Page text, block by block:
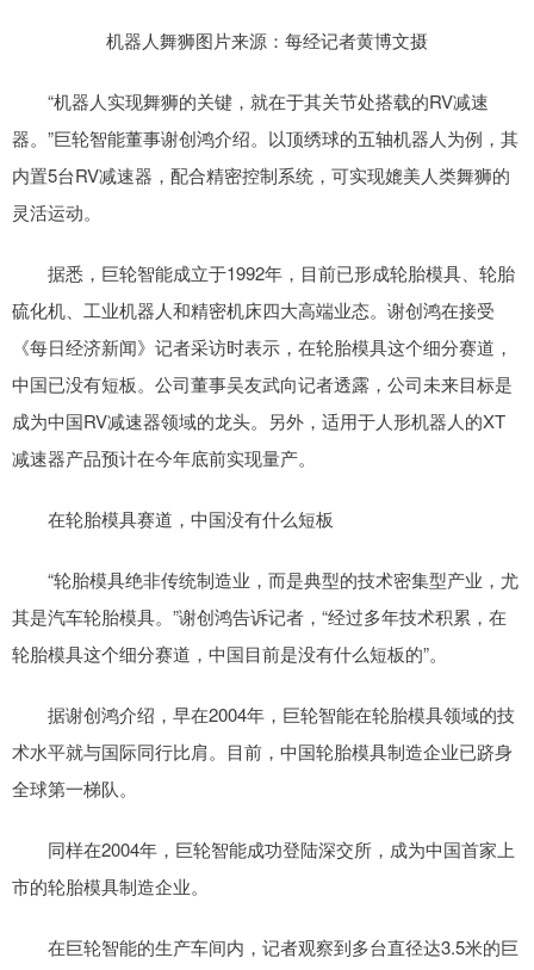
机器人舞狮图片来源：每经记者黄博文摄
“机器人实现舞狮的关键，就在于其关节处搭载的RV减速
器。”巨轮智能董事谢创鸿介绍。以顶绣球的五轴机器人为例，其
内置5台RV减速器，配合精密控制系统，可实现媲美人类舞狮的
灵活运动。
据悉，巨轮智能成立于1992年，目前已形成轮胎模具、轮胎
硫化机、工业机器人和精密机床四大高端业态。谢创鸿在接受
《每日经济新闻》记者采访时表示，在轮胎模具这个细分赛道，
中国已没有短板。公司董事吴友武向记者透露，公司未来目标是
成为中国RV减速器领域的龙头。另外，适用于人形机器人的XT
减速器产品预计在今年底前实现量产。
在轮胎模具赛道，中国没有什么短板
“轮胎模具绝非传统制造业，而是典型的技术密集型产业，尤
其是汽车轮胎模具。”谢创鸿告诉记者，“经过多年技术积累，在
轮胎模具这个细分赛道，中国目前是没有什么短板的”。
据谢创鸿介绍，早在2004年，巨轮智能在轮胎模具领域的技
术水平就与国际同行比肩。目前，中国轮胎模具制造企业已跻身
全球第一梯队。
同样在2004年，巨轮智能成功登陆深交所，成为中国首家上
市的轮胎模具制造企业。
在巨轮智能的生产车间内，记者观察到多台直径达3.5米的巨